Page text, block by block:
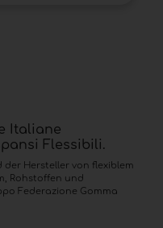
Italiane
Flessibili.
der Hersteller von flexiblem
Rohstoffen und
Federazione Gomma